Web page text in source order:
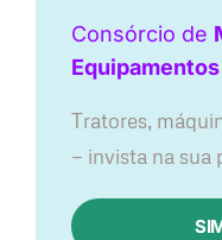
Consórcio de
Equipamentos
Tratores,
— invista na sua